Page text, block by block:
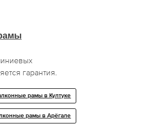
гарантия.
рамы в Култуке
рамы в Арёгале